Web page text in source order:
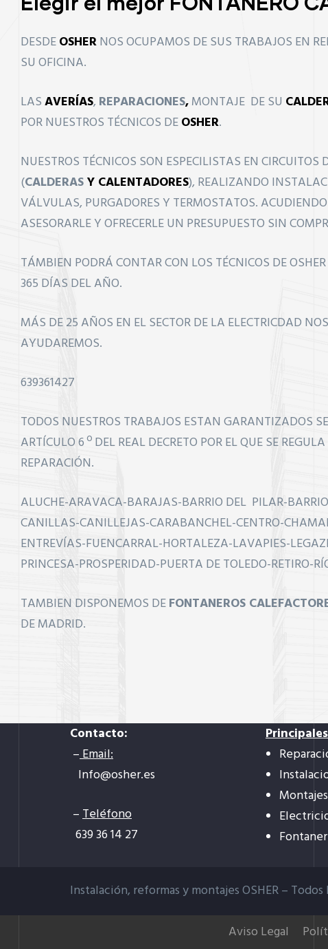
DESDEOSHERNOS OCUPAMOS DE SUS TRABAJOS EN
SU OFICINA.
LASAVERÍAS, REPARACIONES,MONTAJE DE SU
POR NUESTROS TÉCNICOS DEOSHER.
NUESTROS TÉCNICOS SON ESPECILISTAS EN CIRCUITOS
(CALDERASY CALENTADORES), REALIZANDO
VÁLVULAS, PURGADORES Y TERMOSTATOS.
ASESORARLE Y OFRECERLE UN PRESUPUESTO SIN
TÁMBIEN PODRÁ CONTAR CON LOS TÉCNICOS DE
365 DÍAS DEL AÑO.
MÁS DE 25 AÑOS EN EL SECTOR DE LA ELECTRICDAD
AYUDAREMOS.
639361427
TODOS NUESTROS TRABAJOS ESTAN GARANTIZADOS
ARTÍCULO 6 º DEL REAL DECRETO POR EL QUE SE
REPARACIÓN.
ALUCHE-ARAVACA-BARAJAS-BARRIO DEL PILAR-
CANILLAS-CANILLEJAS-CARABANCHEL-CENTRO-
ENTREVÍAS-FUENCARRAL-HORTALEZA-LAVAPIES-
PRINCESA-PROSPERIDAD-PUERTA DE TOLEDO-RETIRO-
TAMBIEN DISPONEMOS DEFONTANEROS
DE MADRID.
Contacto:
–Email:
Info@osher.es
–Teléfono
639 36 14 27
Montajes
Instalación, reformas y montajes OSHER – Todos
Aviso Legal